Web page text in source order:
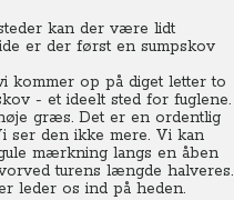
kan der være lidt
er der først en sumpskov
kommer op på diget letter to
- et ideelt sted for fuglene.
græs. Det er en ordentlig
ser den ikke mere. Vi kan
mærkning langs en åben
turens længde halveres.
leder os ind på heden.